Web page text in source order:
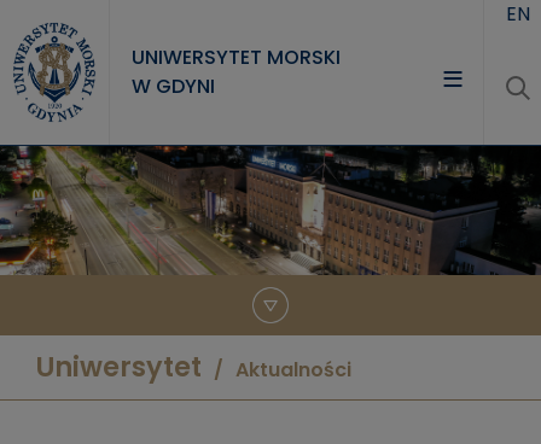
UNIWERSYTET MORSKI
W GDYNI
UNIWERSYTET
STUDIA
NAUKA
EN
Uniwersytet Aktualności